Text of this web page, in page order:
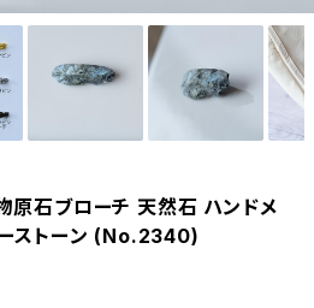
原石ブローチ 天然石 ハンドメ
ストーン (No.2340)